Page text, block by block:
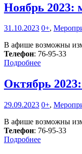
Ноябрь 2023:
31.10.2023 0+,
В афише возможны
Телефон: 76-95-33
Подробнее
Октябрь
29.09.2023 0+,
В афише возможны
Телефон: 76-95-33
Подробнее